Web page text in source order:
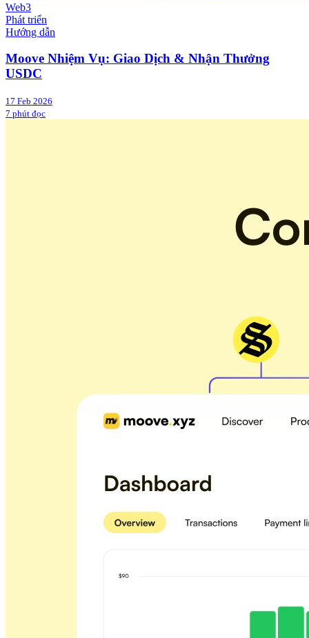
Web3
Phát triển
Hướng dẫn
Moove Nhiệm Vụ: Giao Dịch & Nhận Thưởng
USDC
17 Feb 2026
7 phút đọc